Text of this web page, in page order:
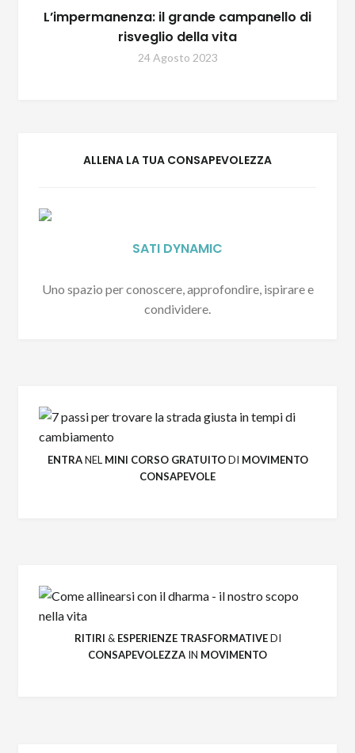
L’impermanenza: il grande campanello di
risveglio della vita
24 Agosto 2023
ALLENA LA TUA CONSAPEVOLEZZA
SATI DYNAMIC
Uno spazio per conoscere, approfondire, ispirare e
condividere.
ENTRANELMINI CORSO GRATUITODI MOVIMENTO
CONSAPEVOLE
RITIRI & ESPERIENZE TRASFORMATIVEDI
CONSAPEVOLEZZA IN MOVIMENTO